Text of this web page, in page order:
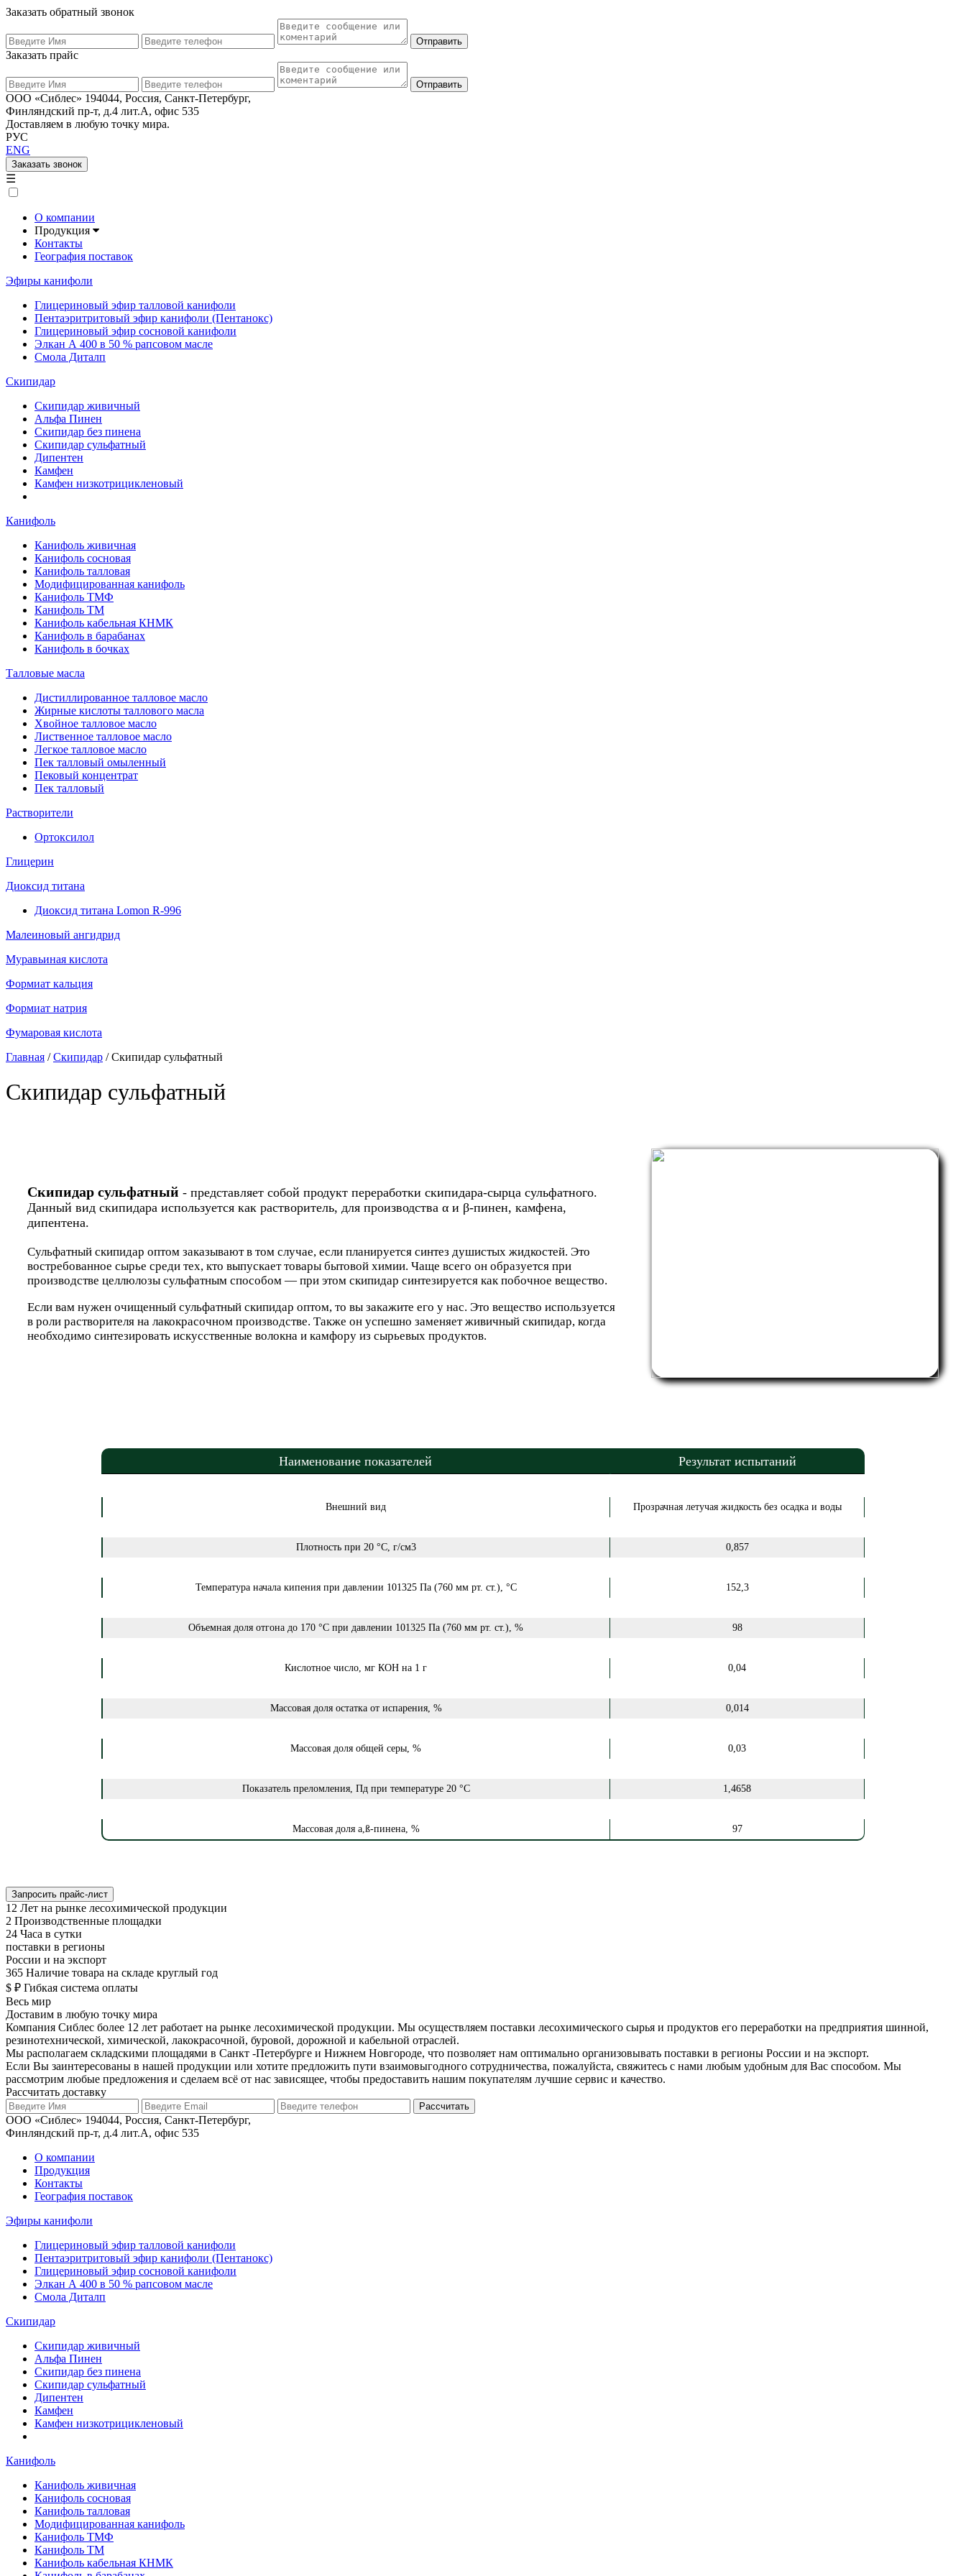
Заказать обратный звонок
Заказать прайс
ООО «Сиблес» 194044, Россия, Санкт-Петербург,
Финляндский пр-т, д.4 лит.А, офис 535
Доставляем в любую точку мира.
РУС
ENG
Заказать звонок
☰
О компании
Продукция
Контакты
География поставок
Эфиры канифоли
Глицериновый эфир талловой канифоли
Пентаэритритовый эфир канифоли (Пентанокс)
Глицериновый эфир сосновой канифоли
Элкан А 400 в 50 % рапсовом масле
Смола Диталп
Скипидар
Скипидар живичный
Альфа Пинен
Скипидар без пинена
Скипидар сульфатный
Дипентен
Камфен
Камфен низкотрицикленовый
Канифоль
Канифоль живичная
Канифоль сосновая
Канифоль талловая
Модифицированная канифоль
Канифоль ТМФ
Канифоль ТМ
Канифоль кабельная КНМК
Канифоль в барабанах
Канифоль в бочках
Талловые масла
Дистиллированное талловое масло
Жирные кислоты таллового масла
Хвойное талловое масло
Лиственное талловое масло
Легкое талловое масло
Пек талловый омыленный
Пековый концентрат
Пек талловый
Растворители
Ортоксилол
Глицерин
Диоксид титана
Диоксид титана Lomon R-996
Малеиновый ангидрид
Муравьиная кислота
Формиат кальция
Формиат натрия
Фумаровая кислота
Главная /Скипидар /Скипидар сульфатный
Скипидар сульфатный
Скипидар сульфатный - представляет собой продукт переработки скипидара-сырца сульфатного.
Данный вид скипидара используется как растворитель, для производства α и β-пинен, камфена,
дипентена.
Сульфатный скипидар оптом заказывают в том случае, если планируется синтез душистых жидкостей. Это
востребованное сырье среди тех, кто выпускает товары бытовой химии. Чаще всего он образуется при
производстве целлюлозы сульфатным способом — при этом скипидар синтезируется как побочное вещество.
Если вам нужен очищенный сульфатный скипидар оптом, то вы закажите его у нас. Это вещество используется
в роли растворителя на лакокрасочном производстве. Также он успешно заменяет живичный скипидар, когда
необходимо синтезировать искусственные волокна и камфору из сырьевых продуктов.
Наименование показателей Результат испытаний
Внешний вид Прозрачная летучая жидкость без осадка и воды
Плотность при 20 °С, г/см3 0,857
Температура начала кипения при давлении 101325 Па (760 мм рт. ст.), °С 152,3
Объемная доля отгона до 170 °С при давлении 101325 Па (760 мм рт. ст.), % 98
Кислотное число, мг КОН на 1 г 0,04
Массовая доля остатка от испарения, % 0,014
Массовая доля общей серы, % 0,03
Показатель преломления, Пд при температуре 20 °С 1,4658
Массовая доля а,ß-пинена, % 97
Запросить прайс-лист
12 Лет на рынке лесохимической продукции
2 Производственные площадки
24 Часа в сутки
поставки в регионы
России и на экспорт
365 Наличие товара на складе круглый год
$ ₽ Гибкая система оплаты
Весь мир
Доставим в любую точку мира
Компания Сиблес более 12 лет работает на рынке лесохимической продукции. Мы осуществляем поставки лесохимического сырья и продуктов его переработки на предприятия шинной,
резинотехнической, химической, лакокрасочной, буровой, дорожной и кабельной отраслей.
Мы располагаем складскими площадями в Санкт -Петербурге и Нижнем Новгороде, что позволяет нам оптимально организовывать поставки в регионы России и на экспорт.
Если Вы заинтересованы в нашей продукции или хотите предложить пути взаимовыгодного сотрудничества, пожалуйста, свяжитесь с нами любым удобным для Вас способом. Мы
рассмотрим любые предложения и сделаем всё от нас зависящее, чтобы предоставить нашим покупателям лучшие сервис и качество.
Рассчитать доставку
ООО «Сиблес» 194044, Россия, Санкт-Петербург,
Финляндский пр-т, д.4 лит.А, офис 535
О компании
Продукция
Контакты
География поставок
Эфиры канифоли
Глицериновый эфир талловой канифоли
Пентаэритритовый эфир канифоли (Пентанокс)
Глицериновый эфир сосновой канифоли
Элкан А 400 в 50 % рапсовом масле
Смола Диталп
Скипидар
Скипидар живичный
Альфа Пинен
Скипидар без пинена
Скипидар сульфатный
Дипентен
Камфен
Камфен низкотрицикленовый
Канифоль
Канифоль живичная
Канифоль сосновая
Канифоль талловая
Модифицированная канифоль
Канифоль ТМФ
Канифоль ТМ
Канифоль кабельная КНМК